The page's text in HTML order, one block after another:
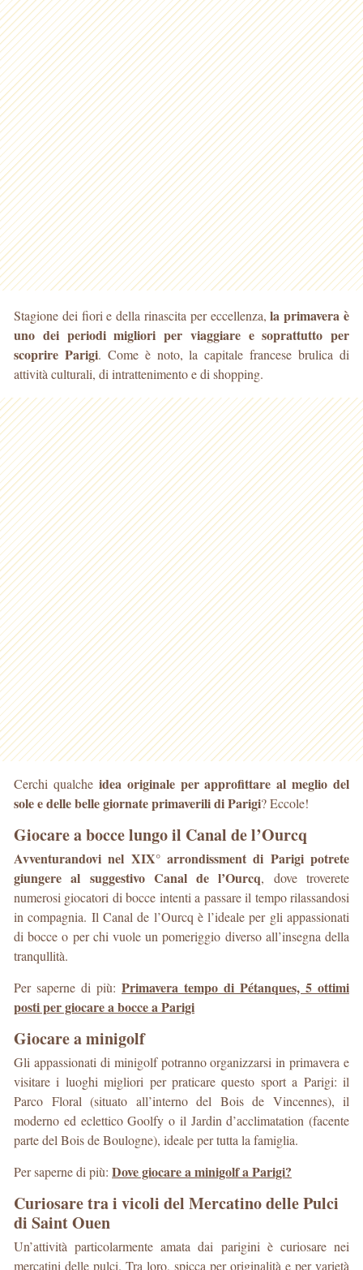
Stagione dei fiori e della rinascita per eccellenza,la primavera è
uno dei periodi migliori per viaggiare e soprattutto per
scoprire Parigi. Come è noto, la capitale francese brulica di
attività culturali, di intrattenimento e di shopping.
Cerchi qualche idea originale per approfittare al meglio del
sole e delle belle giornate primaverili di Parigi? Eccole!
Giocare a bocce lungo il Canal de l’Ourcq
Avventurandovi nel XIX° arrondissment di Parigi potrete
giungere al suggestivo Canal de l’Ourcq, dove troverete
numerosi giocatori di bocce intenti a passare il tempo rilassandosi
in compagnia. Il Canal de l’Ourcq è l’ideale per gli appassionati
di bocce o per chi vuole un pomeriggio diverso all’insegna della
tranqullità.
Per saperne di più: Primavera tempo di Pétanques, 5 ottimi
posti per giocare a bocce a Parigi
Giocare a minigolf
Gli appassionati di minigolf potranno organizzarsi in primavera e
visitare i luoghi migliori per praticare questo sport a Parigi: il
Parco Floral (situato all’interno del Bois de Vincennes), il
moderno ed eclettico Goolfy o il Jardin d’acclimatation (facente
parte del Bois de Boulogne), ideale per tutta la famiglia.
Per saperne di più: Dove giocare a minigolf a Parigi?
Curiosare tra i vicoli del Mercatino delle Pulci
di Saint Ouen
Un’attività particolarmente amata dai parigini è curiosare nei
mercatini delle pulci. Tra loro, spicca per originalità e per varietà